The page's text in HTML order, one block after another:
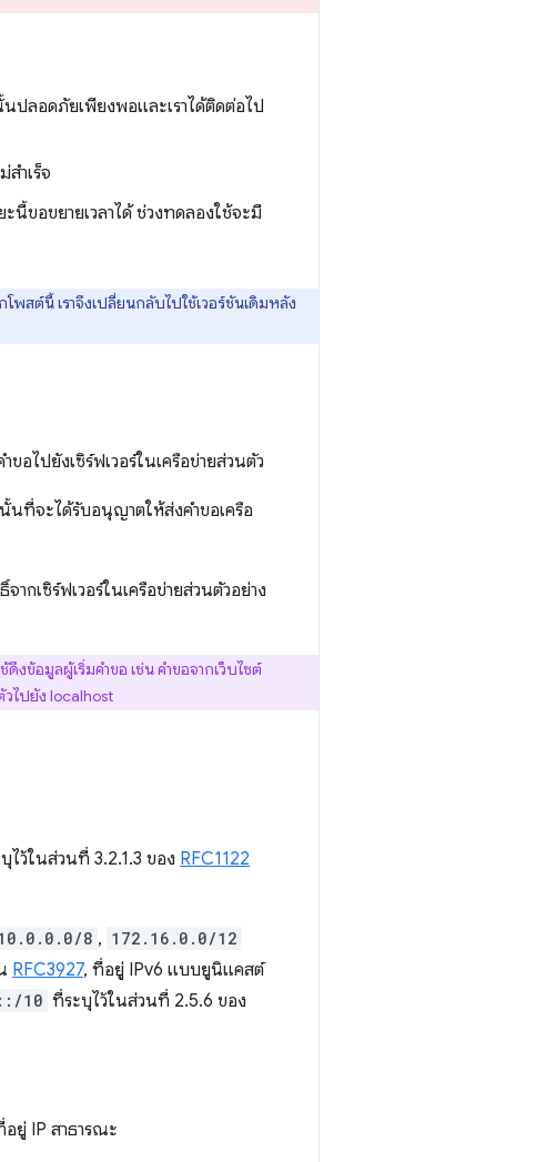
ปลอดภัยเพียงพอและเราได้ติดต่อไป
ำเร็จ
นี้ขอขยายเวลาได้ ช่วงทดลองใช้จะมี
พสต์นี้ เราจึงเปลี่ยนกลับไปใช้เวอร์ชันเดิมหลัง
ขอไปยังเซิร์ฟเวอร์ในเครือข่ายส่วนตัว
ที่จะได้รับอนุญาตให้ส่งคำขอเครือ
กเซิร์ฟเวอร์ในเครือข่ายส่วนตัวอย่าง
งข้อมูลผู้เริ่มคําขอ เช่น คำขอจากเว็บไซต์
วไปยัง localhost
ไว้ในส่วนที่ 3.2.1.3 ของ RFC1122
8 , 172.16.0.0/12
RFC3927, ที่อยู่ IPv6 แบบยูนิแคสต์
10 ที่ระบุไว้ในส่วนที่ 2.5.6 ของ
อยู่ IP สาธารณะ